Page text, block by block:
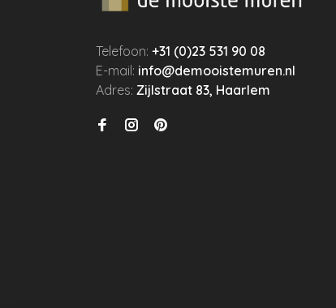
Telefoon:+31 (0)23 531 90 08
E-mail: info@demooistemuren.nl
Adres:Zijlstraat 83, Haarlem